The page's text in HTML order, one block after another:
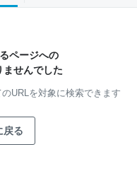
ページへの
ませんでした
URLを対象に検索できます
戻る